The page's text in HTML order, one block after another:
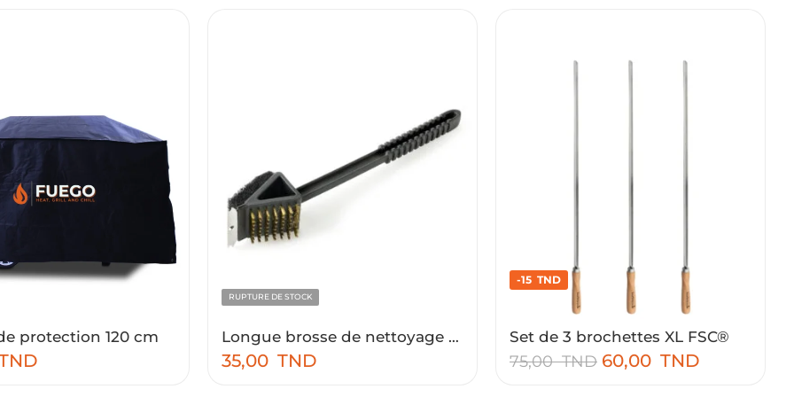
protection 120 cm Longue brosse de nettoyage 3-en-1 noir
RUPTURE DE STOCK
35,00 TND
Set de 3 brochettes XL FSC®
-15 TND
75,00TND 60,00 TND